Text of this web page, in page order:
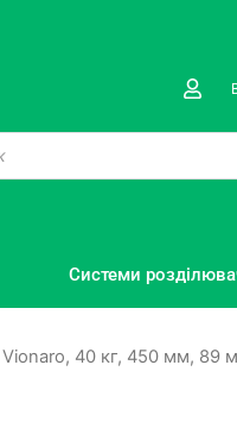
Системи
40 кг, 450 мм, 89